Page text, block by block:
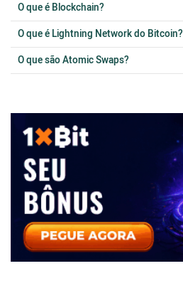
O que é Blockchain?
O que é Lightning Network do Bitcoin?
O que são Atomic Swaps?